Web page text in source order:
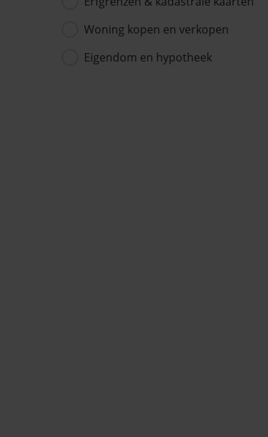
Woning kopen en verkopen
Eigendom en hypotheek